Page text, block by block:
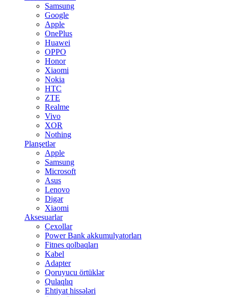
Samsung
Google
Apple
OnePlus
Huawei
OPPO
Honor
Xiaomi
Nokia
HTC
ZTE
Realme
Vivo
XOR
Nothing
Planşetlər
Apple
Samsung
Microsoft
Asus
Lenovo
Digər
Xiaomi
Aksesuarlar
Çexollar
Power Bank akkumulyatorları
Fitnes qolbaqları
Kabel
Adapter
Qoruyucu örtüklər
Qulaqlıq
Ehtiyat hissələri